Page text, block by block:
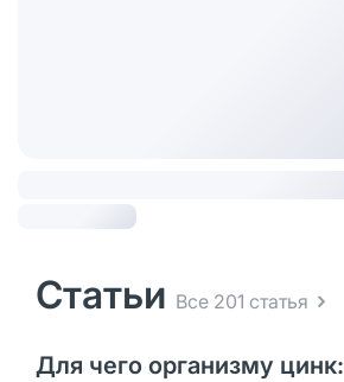
Статьи Все 201 статья
Для чего организму цинк: